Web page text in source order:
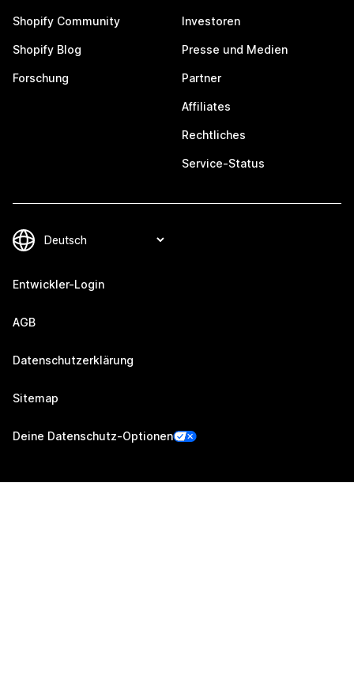
Shopify Community
Shopify Blog
Forschung
Investoren
Presse und Medien
Partner
Affiliates
Rechtliches
Service-Status
Entwickler-Login
AGB
Datenschutzerklärung
Sitemap
Deine Datenschutz-Optionen